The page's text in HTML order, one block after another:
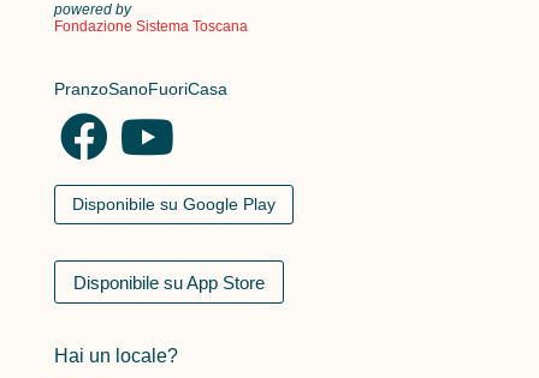
powered by
Fondazione Sistema Toscana
PranzoSanoFuoriCasa
Disponibile su Google Play
Disponibile su App Store
Hai un locale?